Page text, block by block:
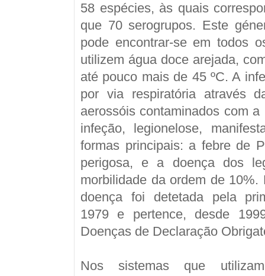
58 espécies, às quais
que 70 serogrupos. Este
pode encontrar-se em todos
utilizem água doce arejada,
até pouco mais de 45 ºC. A
por via respiratória através
aerossóis contaminados com
infeção, legionelose,
formas principais: a febre de
perigosa, e a doença dos
morbilidade da ordem de 10%.
doença foi detetada pela
1979 e pertence, desde
Doenças de Declaração
Nos sistemas que